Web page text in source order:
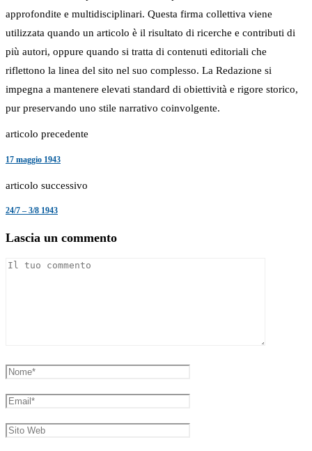
approfondite e multidisciplinari. Questa firma collettiva viene
utilizzata quando un articolo è il risultato di ricerche e contributi di
più autori, oppure quando si tratta di contenuti editoriali che
riflettono la linea del sito nel suo complesso. La Redazione si
impegna a mantenere elevati standard di obiettività e rigore storico,
pur preservando uno stile narrativo coinvolgente.
articolo precedente
17 maggio 1943
articolo successivo
24/7 – 3/8 1943
Lascia un commento